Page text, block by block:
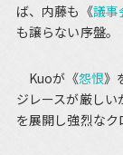
ば、内藤も《議事
も譲らない序盤。
Kuoが《怨恨》
ジレースが厳し
を展開し強烈なク